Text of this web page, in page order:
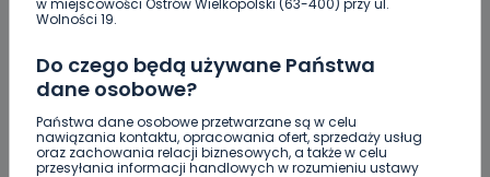
Wolności 19.
Do czego będą używane Państwa
dane osobowe?
Państwa dane osobowe przetwarzane są w celu
nawiązania kontaktu, opracowania ofert, sprzedaży usług
oraz zachowania relacji biznesowych, a także w celu
przesyłania informacji handlowych w rozumieniu ustawy
Utrudnienia na Ledóchowskiego jeszcze do końca
wakacji
Policja ostrzega: wakacje to raj dla włamywaczy
[WIDEO]
Greg Hancock z wizytą w Ostrowie Wielkopolskim.
Wspiera amerykańskie talenty [WIDEO]